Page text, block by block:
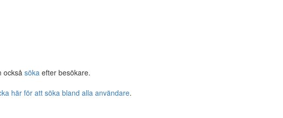
också söka efter besökare.
här för att söka bland alla användare.